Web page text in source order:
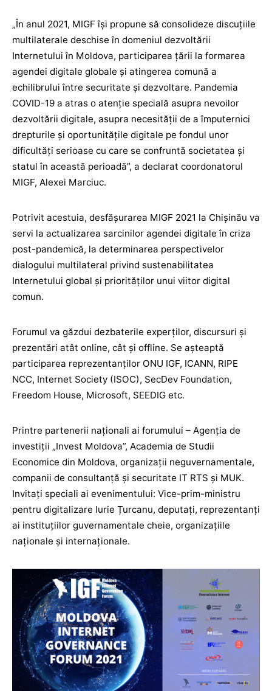
„În anul 2021, MIGF își propune să consolideze discuțiile
multilaterale deschise în domeniul dezvoltării
Internetului în Moldova, participarea țării la formarea
agendei digitale globale și atingerea comună a
echilibrului între securitate și dezvoltare. Pandemia
COVID-19 a atras o atenție specială asupra nevoilor
dezvoltării digitale, asupra necesității de a împuternici
drepturile și oportunitățile digitale pe fondul unor
dificultăți serioase cu care se confruntă societatea și
statul în această perioadă”, a declarat coordonatorul
MIGF, Alexei Marciuc.
Potrivit acestuia, desfășurarea MIGF 2021 la Chișinău va
servi la actualizarea sarcinilor agendei digitale în criza
post-pandemică, la determinarea perspectivelor
dialogului multilateral privind sustenabilitatea
Internetului global și priorităților unui viitor digital
comun.
Forumul va găzdui dezbaterile experților, discursuri și
prezentări atât online, cât și offline. Se așteaptă
participarea reprezentanților ONU IGF, ICANN, RIPE
NCC, Internet Society (ISOC), SecDev Foundation,
Freedom House, Microsoft, SEEDIG etc.
Printre partenerii naționali ai forumului – Agenția de
investiții „Invest Moldova”, Academia de Studii
Economice din Moldova, organizații neguvernamentale,
companii de consultanță și securitate IT RTS și MUK.
Invitați speciali ai evenimentului: Vice-prim-ministru
pentru digitalizare Iurie Țurcanu, deputați, reprezentanți
ai instituțiilor guvernamentale cheie, organizațiile
naționale și internaționale.